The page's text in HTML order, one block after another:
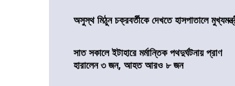
অসুস্থ মিঠুন চক্রবর্তীকে দেখতে হাসপাতালে
সাত সকালে ইটাহারে মর্মান্তিক পথদুর্ঘটনায় প্রাণ
হারালেন ৩ জন, আহত আরও ৮ জন